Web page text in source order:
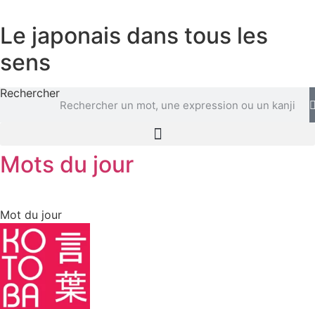
au
contenu
Le japonais dans tous les
sens
Rechercher
Mots du jour
Mot du jour